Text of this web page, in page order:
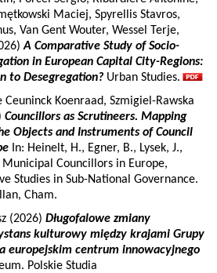
Maciej, Spyrellis Stavros,
Van Gent Wouter, Wessel Terje,
A Comparative Study of Socio-
in European Capital City-Regions:
to Desegregation? Urban Studies.
Ceuninck Koenraad, Szmigiel-Rawska
Councillors as Scrutineers. Mapping
Objects and Instruments of Council
In: Heinelt, H., Egner, B., Lysek, J.,
Municipal Councillors in Europe,
Studies in Sub-National Governance.
Cham.
(2026) Długofalowe zmiany
kulturowy między krajami Grupy
europejskim centrum innowacyjnego
Polskie Studia